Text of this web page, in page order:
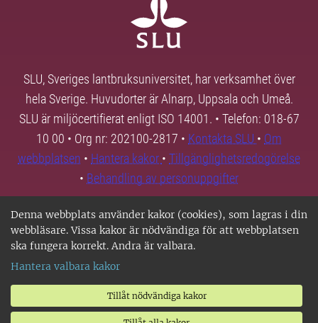
Denna webbplats använder kakor (cookies), som lagras i din
webbläsare. Vissa kakor är nödvändiga för att webbplatsen
ska fungera korrekt. Andra är valbara.
Hantera valbara kakor
Tillåt nödvändiga kakor
SLU, Sveriges lantbruksuniversitet, har verksamhet över
hela Sverige. Huvudorter är Alnarp, Uppsala och Umeå.
SLU är miljöcertifierat enligt ISO 14001. • Telefon: 018-67
10 00 • Org nr: 202100-2817 • Kontakta SLU • Om
webbplatsen • Hantera kakor • Tillgänglighetsredogörelse
• Behandling av personuppgifter